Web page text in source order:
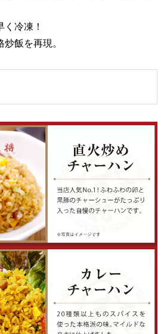
冷凍！
飯を再現。